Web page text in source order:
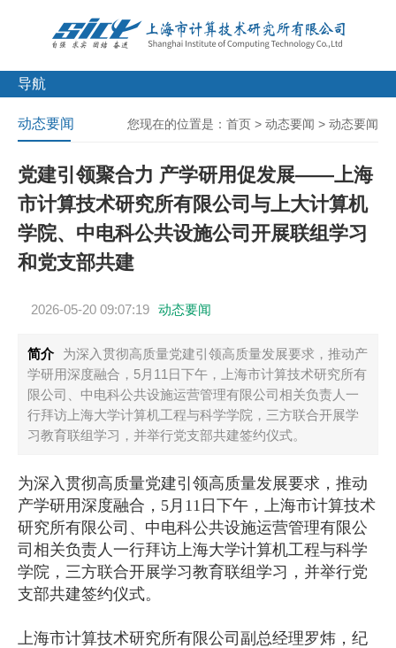
导航
您现在的位置是： 首页 > 动态要闻 > 动态要闻
动态要闻
党建引领聚合力 产学研用促发展——上海
市计算技术研究所有限公司与上大计算机
学院、中电科公共设施公司开展联组学习
和党支部共建
2026-05-20 09:07:19 动态要闻
简介
为深入贯彻高质量党建引领高质量发展要求，推动产
学研用深度融合，5月11日下午，上海市计算技术研究所有
限公司、中电科公共设施运营管理有限公司相关负责人一
行拜访上海大学计算机工程与科学学院，三方联合开展学
习教育联组学习，并举行党支部共建签约仪式。
为深入贯彻高质量党建引领高质量发展要求，推动
产学研用深度融合，5月11日下午，上海市计算技术
研究所有限公司、中电科公共设施运营管理有限公
司相关负责人一行拜访上海大学计算机工程与科学
学院，三方联合开展学习教育联组学习，并举行党
支部共建签约仪式。
上海市计算技术研究所有限公司副总经理罗炜，纪